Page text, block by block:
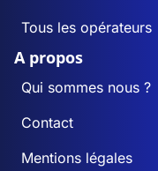
Tous les opérateurs
A propos
Qui sommes nous ?
Contact
Mentions légales